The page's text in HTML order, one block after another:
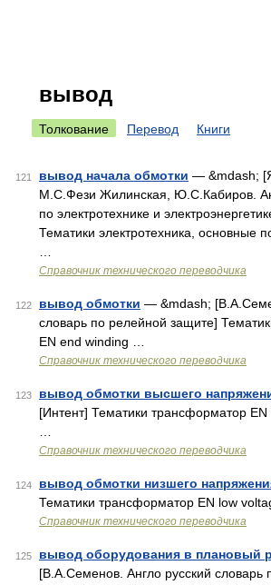
вывод
Толкование Перевод Книги
121 вывод начала обмотки — &mdash;
М.С.Фези Жилинская, Ю.С.Кабиров.
по электротехнике и
Тематики электротехника, основные
Справочник технического переводчика
122 вывод обмотки — &mdash;
словарь по релейной защите]
EN end winding …
Справочник технического переводчика
123 вывод обмотки высшего
[Интент] Тематики трансформатор
Справочник технического переводчика
124 вывод обмотки низшего
Тематики трансформатор EN low
Справочник технического переводчика
125 вывод оборудования в плановый
[В.А.Семенов. Англо русский словарь